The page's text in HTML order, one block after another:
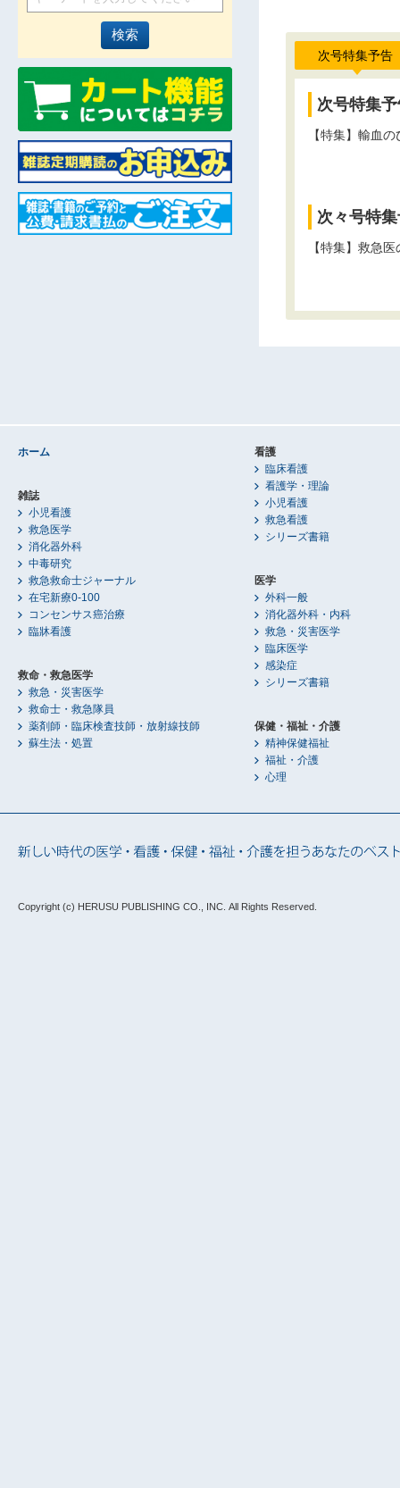
次号特集予告
次号特集
【特集】輸血
次々号特
【特集】救急
ホーム
雑誌
小児看護
救急医学
消化器外科
中毒研究
救急救命士ジャーナル
在宅新療0-100
コンセンサス癌治療
臨牀看護
救命・救急医学
救急・災害医学
救命士・救急隊員
薬剤師・臨床検査技師・放射線技師
蘇生法・処置
看護
臨床看護
看護学・理論
小児看護
救急看護
シリーズ書籍
医学
外科一般
消化器外科・内科
救急・災害医学
臨床医学
感染症
シリーズ書籍
保健・福祉・介護
精神保健福祉
福祉・介護
心理
Copyright (c) HERUSU PUBLISHING CO., INC. All Rights Reserved.